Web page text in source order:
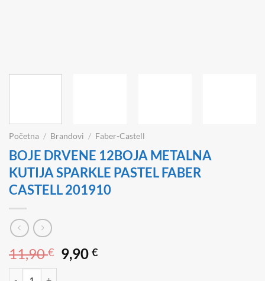
Početna / Brandovi / Faber-Castell
BOJE DRVENE 12BOJA METALNA
KUTIJA SPARKLE PASTEL FABER
CASTELL 201910
11,90€ Izvorna
cijena
9,90€Trenutna